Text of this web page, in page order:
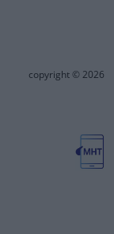
copyright © 2026